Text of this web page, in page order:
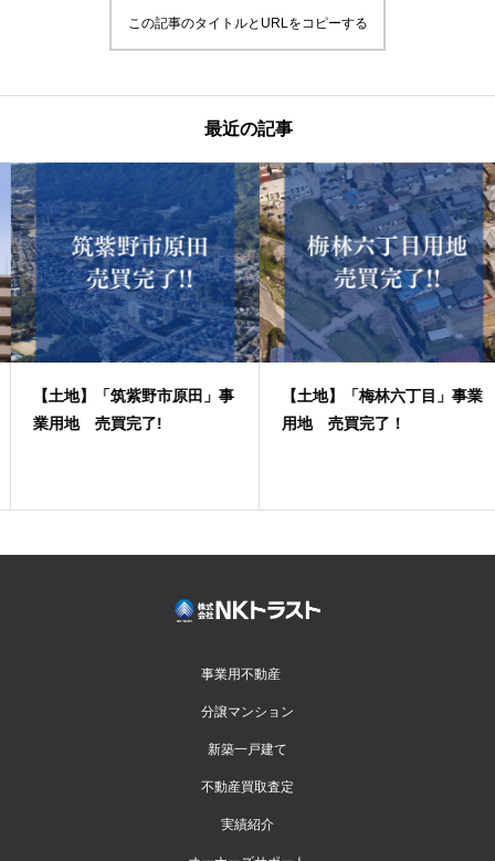
この記事のタイトルとURLをコピーする
最近の記事
【土地】「筑紫野市原田」事
業用地 売買完了!
【土地】「梅林六丁目」事業
用地 売買完了！
事業用不動産
分譲マンション
新築一戸建て
不動産買取査定
実績紹介